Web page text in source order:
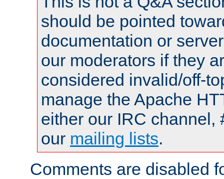
should be pointed
documentation or
our moderators if they
considered invalid/off-
manage the Apache
either our IRC channel,
our mailing lists.
Comments are disabled